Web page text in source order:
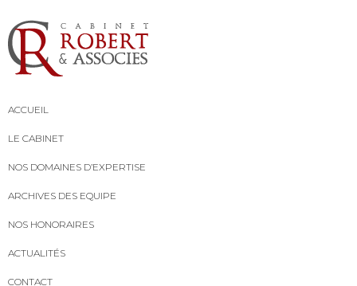
ACCUEIL
LE CABINET
NOS DOMAINES D’EXPERTISE
ARCHIVES DES EQUIPE
NOS HONORAIRES
ACTUALITÉS
CONTACT